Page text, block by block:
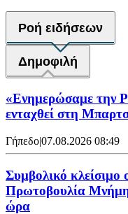
Ροή ειδήσεων
Δημοφιλή
«Ενημερώσαμε την
ενταχθεί στη
Γήπεδο|07.08.2026 08:49
Συμβολικό
Πρωτοβουλία
ώρα